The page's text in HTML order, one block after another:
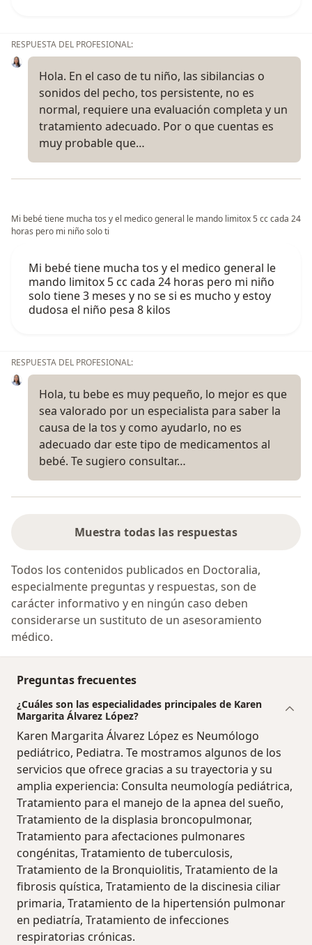
RESPUESTA DEL PROFESIONAL:
Hola. En el caso de tu niño, las sibilancias o
sonidos del pecho, tos persistente, no es
normal, requiere una evaluación completa y un
tratamiento adecuado. Por o que cuentas es
muy probable que…
Mi bebé tiene mucha tos y el medico general le mando limitox 5 cc cada 24
horas pero mi niño solo ti
Mi bebé tiene mucha tos y el medico general le
mando limitox 5 cc cada 24 horas pero mi niño
solo tiene 3 meses y no se si es mucho y estoy
dudosa el niño pesa 8 kilos
RESPUESTA DEL PROFESIONAL:
Hola, tu bebe es muy pequeño, lo mejor es que
sea valorado por un especialista para saber la
causa de la tos y como ayudarlo, no es
adecuado dar este tipo de medicamentos al
bebé. Te sugiero consultar…
Muestra todas las respuestas
Todos los contenidos publicados en Doctoralia,
especialmente preguntas y respuestas, son de
carácter informativo y en ningún caso deben
considerarse un sustituto de un asesoramiento
médico.
Preguntas frecuentes
¿Cuáles son las especialidades principales de Karen
Margarita Álvarez López?
Karen Margarita Álvarez López es Neumólogo
pediátrico, Pediatra. Te mostramos algunos de los
servicios que ofrece gracias a su trayectoria y su
amplia experiencia: Consulta neumología pediátrica,
Tratamiento para el manejo de la apnea del sueño,
Tratamiento de la displasia broncopulmonar,
Tratamiento para afectaciones pulmonares
congénitas, Tratamiento de tuberculosis,
Tratamiento de la Bronquiolitis, Tratamiento de la
fibrosis quística, Tratamiento de la discinesia ciliar
primaria, Tratamiento de la hipertensión pulmonar
en pediatría, Tratamiento de infecciones
respiratorias crónicas.